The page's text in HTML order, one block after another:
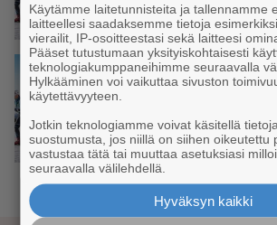
Ylläs-Levi Hiihto
pääsiäisen jälkeen
Ylläs–Levi-hiihto
huhtikuuta – joko
ilmoittautunut?
Käytämme laitetunnisteita ja tallennamme
laitteellesi saadaksemme tietoja
vierailit, IP-osoitteestasi sekä laitteesi
Pääset tutustumaan yksityiskohtaisesti
teknologiakumppaneihimme seuraavalla
Hylkääminen voi vaikuttaa sivuston
käytettävyyteen.
Jotkin teknologiamme voivat käsitellä
suostumusta, jos niillä on siihen oikeutettu
vastustaa tätä tai muuttaa asetuksiasi
seuraavalla välilehdellä.
Hyväksyn kaikki